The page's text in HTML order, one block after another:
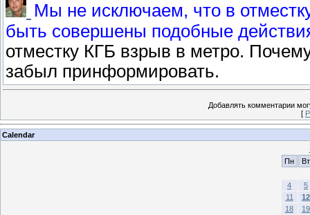
Мы не исключаем, что в
быть совершены подобные
отместку КГБ взрыв в метро.
забыл принформировать.
Добавлять комментарии
[
Calendar
Пн
Вт
4
5
11
12
18
19